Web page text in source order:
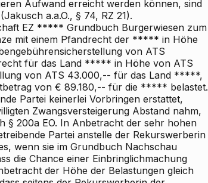
Aufwand erreicht werden können, sind
a.a.O., § 74, RZ 21).
EZ ***** Grundbuch Burgerwiesen zum
mit einem Pfandrecht der ***** in Höhe
von ATS
für das Land ***** in Höhe von ATS
von ATS 43.000,-- für das Land *****,
von € 89.180,-- für die ***** belastet.
Partei keinerlei Vorbringen erstattet,
Zwangsversteigerung Abstand nahm,
§ 200a EO. In Anbetracht der sehr hohen
Partei anstelle der Rekurswerberin
wenn sie im Grundbuch Nachschau
die Chance einer Einbringlichmachung
der Höhe der Belastungen gleich